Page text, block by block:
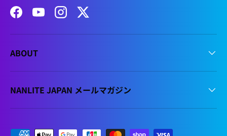
FacebookYouTubeInstagramTwitter
ABOUT
NANLITE JAPAN メールマガジン